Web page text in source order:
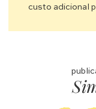
custo adicional